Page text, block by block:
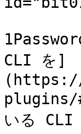
CLI を]
(https://
plugins/
いる CLI